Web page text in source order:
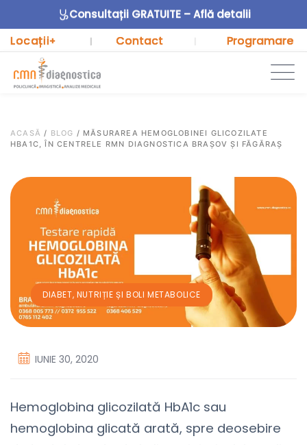
Consultații GRATUITE – Află detalii
Locații+ | Contact Programare
ACASĂ / BLOG / MĂSURAREA HEMOGLOBINEI GLICOZILATE
HBA1C, ÎN CENTRELE RMN DIAGNOSTICA BRAȘOV ȘI FĂGĂRAȘ
DIABET, NUTRIȚIE ȘI BOLI METABOLICE
IUNIE 30, 2020
Hemoglobina glicozilată HbA1c sau
hemoglobina glicată arată, spre deosebire